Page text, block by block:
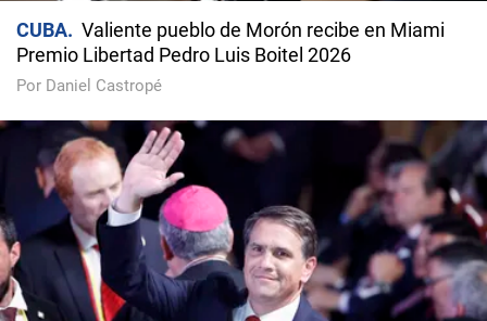
CUBA
Valiente pueblo de Morón recibe en Miami
Premio Libertad Pedro Luis Boitel 2026
Por Daniel Castropé